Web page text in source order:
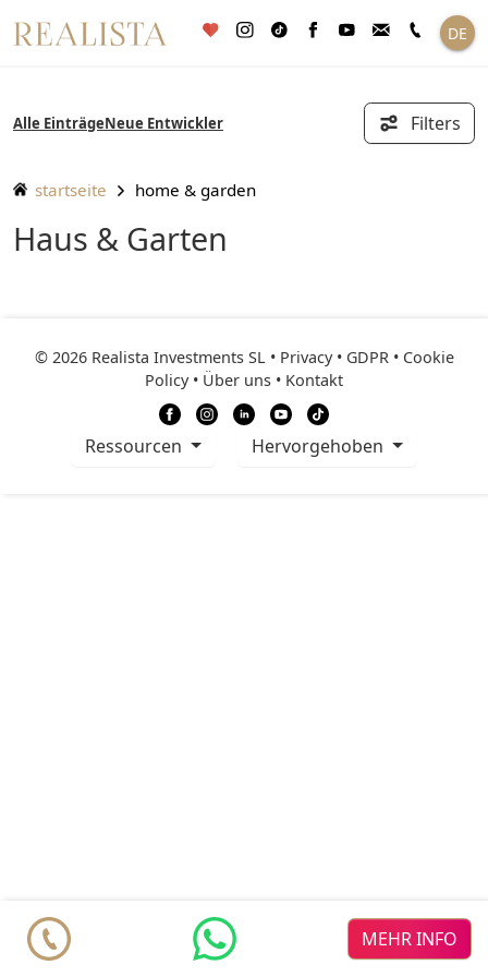
Inhalt
DE
Alle Einträge Neue Entwickler Filters
startseite home & garden
Haus & Garten
© 2026 Realista Investments SL • Privacy • GDPR• Cookie
Policy• Über uns • Kontakt
ressourcen Hervorgehoben
MEHR INFO